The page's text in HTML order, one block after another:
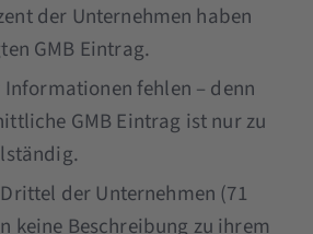
der Unternehmen haben
GMB Eintrag.
fehlen – denn
GMB Eintrag ist nur zu
der Unternehmen (71
keine Beschreibung zu ihrem